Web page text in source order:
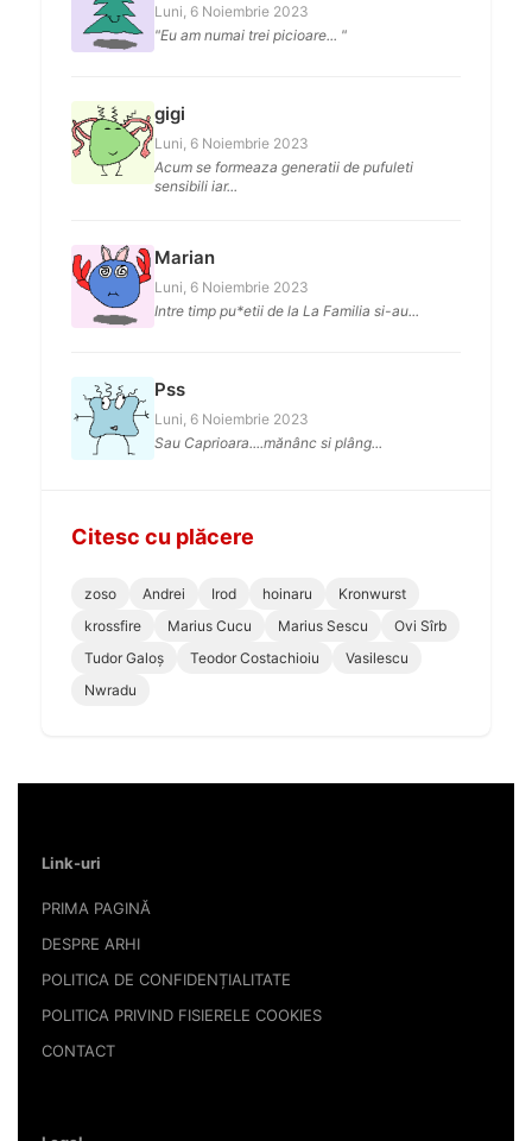
Luni, 6 Noiembrie 2023
"Eu am numai trei picioare... "
gigi
Luni, 6 Noiembrie 2023
Acum se formeaza generatii de pufuleti
sensibili iar...
Marian
Luni, 6 Noiembrie 2023
Intre timp pu*etii de la La Familia si-au...
Pss
Luni, 6 Noiembrie 2023
Sau Caprioara....mănânc si plâng...
Citesc cu plăcere
zoso Andrei Irod hoinaru
Kronwurst
krossfire
Marius Cucu Marius Sescu
Ovi Sîrb
Tudor Galoș
Teodor Costachioiu
Vasilescu
Nwradu
Link-uri
PRIMA PAGINĂ
DESPRE ARHI
POLITICA DE CONFIDENȚIALITATE
POLITICA PRIVIND FISIERELE COOKIES
CONTACT